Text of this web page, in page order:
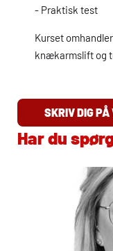
- Praktisk test
Kurset
knækarmslift og
SKRIV DIG
Har du